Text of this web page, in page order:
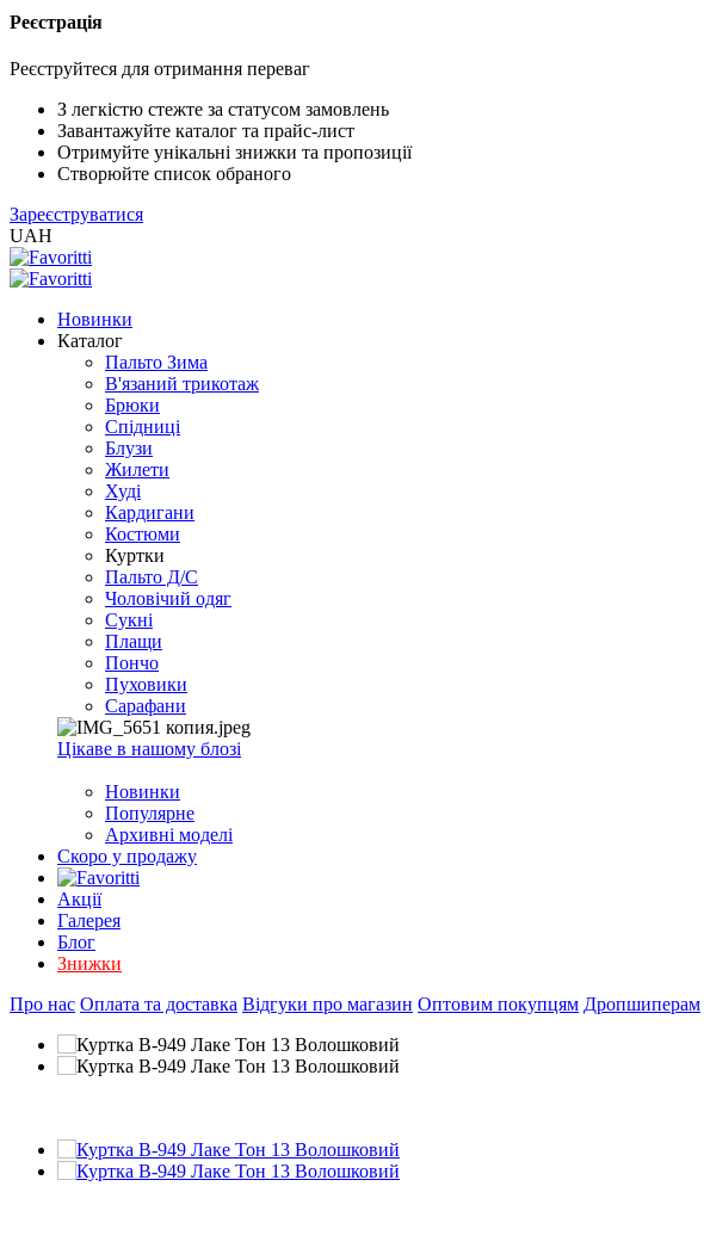
Реєстрація
Реєструйтеся для отримання переваг
З легкістю стежте за статусом замовлень
Завантажуйте каталог та прайс-лист
Отримуйте унікальні знижки та пропозиції
Створюйте список обраного
Зареєструватися
UAH
Новинки
Каталог
Пальто Зима
В'язаний трикотаж
Брюки
Спідниці
Блузи
Жилети
Худі
Кардигани
Костюми
Куртки
Пальто Д/С
Чоловічий одяг
Сукні
Плащи
Пончо
Пуховики
Сарафани
Цікаве в нашому блозі
Новинки
Популярне
Архивні моделі
Скоро у продажу
Акції
Галерея
Блог
Знижки
Про нас Оплата та доставка Відгуки про магазин Оптовим покупцям Дропшиперам
/
2005
(Розн.)
/
EXCEL
2005
(Опт)
XLSX